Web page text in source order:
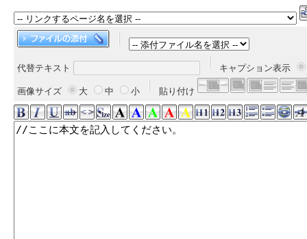
代替テキスト キャプション表示
画像サイズ 大 中 小 貼り付け